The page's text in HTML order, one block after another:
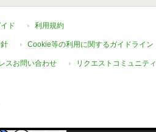
ド 利用規約
Cookie等の利用に関するガイドライン
スお問い合わせ リクエストコミュニティ